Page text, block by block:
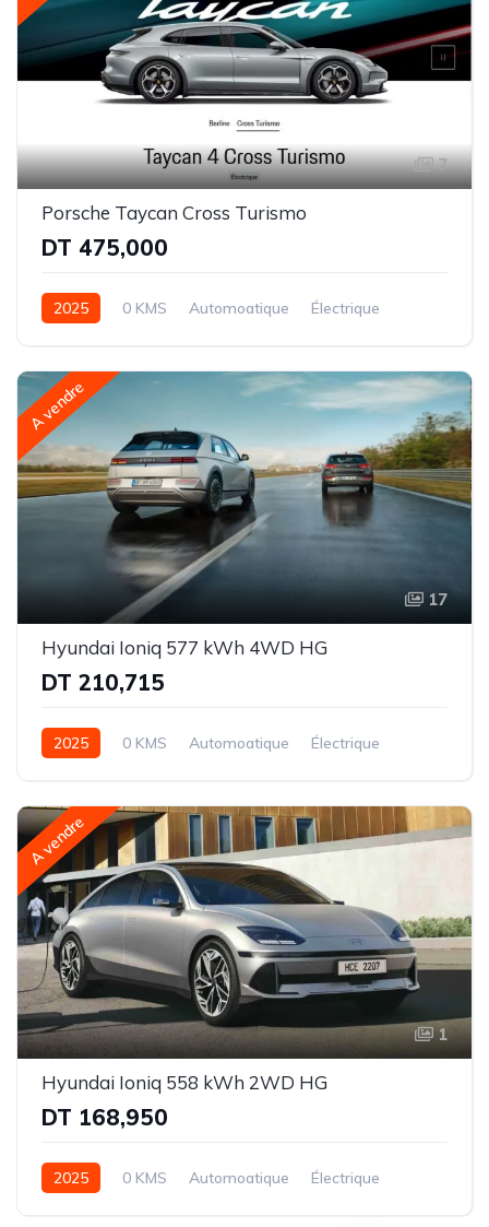
7
Porsche Taycan Cross Turismo
DT 475,000
2025 0 KMS Automoatique
Électrique
A vendre
17
Hyundai Ioniq 577 kWh 4WD HG
DT 210,715
2025 0 KMS Automoatique
Électrique
A vendre
1
Hyundai Ioniq 558 kWh 2WD HG
DT 168,950
2025 0 KMS Automoatique
Électrique